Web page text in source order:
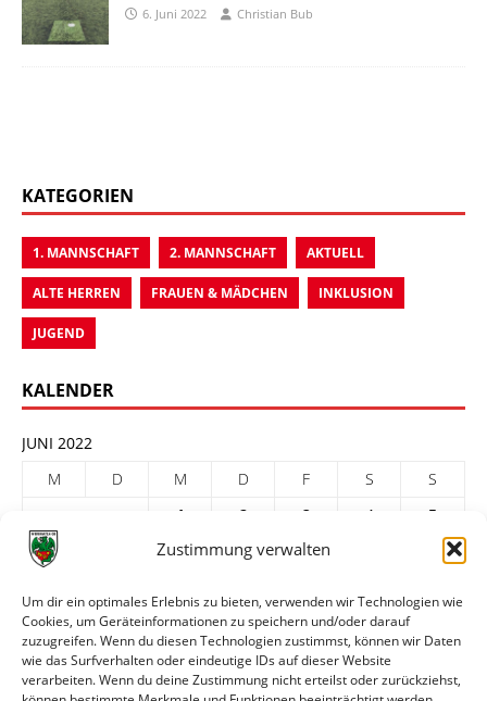
Zustimmung verwalten
Um dir ein optimales Erlebnis zu bieten, verwenden wir Technologien wie
Cookies, um Geräteinformationen zu speichern und/oder darauf
zuzugreifen. Wenn du diesen Technologien zustimmst, können wir Daten
wie das Surfverhalten oder eindeutige IDs auf dieser Website
verarbeiten. Wenn du deine Zustimmung nicht erteilst oder zurückziehst,
6. Juni 2022 Christian Bub
KATEGORIEN
1. MANNSCHAFT 2. MANNSCHAFT AKTUELL
ALTE HERREN FRAUEN & MÄDCHEN INKLUSION
JUGEND
KALENDER
JUNI 2022
M
D M D F S
S
1
2 3 4
5
6
8 9 10
20
21 22 23 24 25
27
28 29
30
« Mai
Juli »